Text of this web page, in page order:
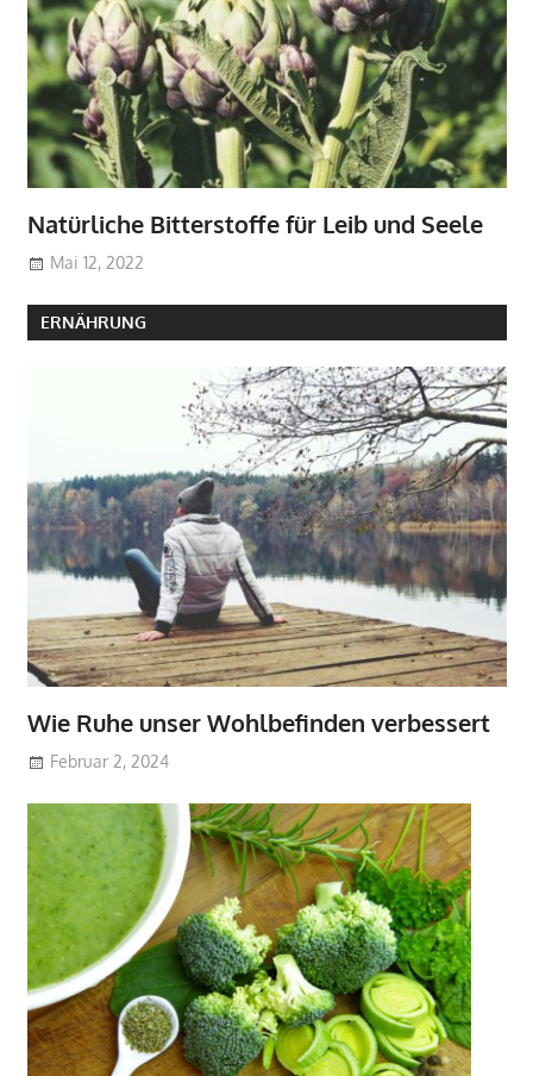
Natürliche Bitterstoffe für Leib und Seele
Mai 12, 2022
ERNÄHRUNG
Wie Ruhe unser Wohlbefinden verbessert
Februar 2, 2024